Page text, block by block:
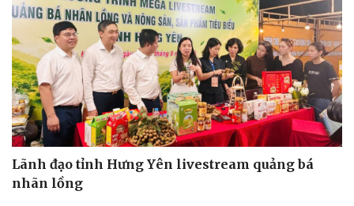
Lãnh đạo tỉnh Hưng Yên livestream quảng bá
nhãn lồng